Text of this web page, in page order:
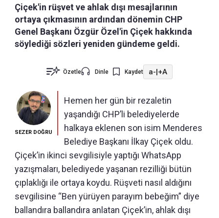
Çiçek'in rüşvet ve ahlak dışı mesajlarının
ortaya çıkmasının ardından dönemin CHP
Genel Başkanı Özgür Özel'in Çiçek hakkında
söylediği sözleri yeniden gündeme geldi.
Özetle Dinle Kaydet a-|+A
SEZER DOĞRU
Hemen her gün bir rezaletin
yaşandığı CHP’li belediyelerde
halkaya eklenen son isim Menderes
Belediye Başkanı İlkay Çiçek oldu.
Çiçek’in ikinci sevgilisiyle yaptığı WhatsApp
yazışmaları, belediyede yaşanan rezilliği bütün
çıplaklığı ile ortaya koydu. Rüşveti nasıl aldığını
sevgilisine “Ben yürüyen parayım bebeğim” diye
ballandıra ballandıra anlatan Çiçek’in, ahlak dışı